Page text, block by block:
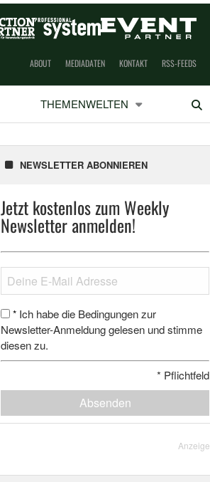
ABOUT MEDIADATEN KONTAKT RSS-FEEDS
THEMENWELTEN Suchen
NEWSLETTER ABONNIEREN
Jetzt kostenlos zum Weekly
Newsletter anmelden!
* Ich habe die Bedingungen zur
Newsletter-Anmeldung gelesen und stimme
diesen zu.
* Pflichtfeld
Absenden
Anzeige